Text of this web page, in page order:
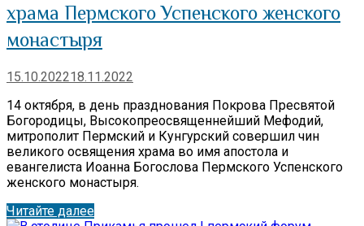
храма Пермского Успенского женского
монастыря
15.10.202218.11.2022
14 октября, в день празднования Покрова Пресвятой
Богородицы, Высокопреосвященнейший Мефодий,
митрополит Пермский и Кунгурский совершил чин
великого освящения храма во имя апостола и
евангелиста Иоанна Богослова Пермского Успенского
женского монастыря.
Читайте далее